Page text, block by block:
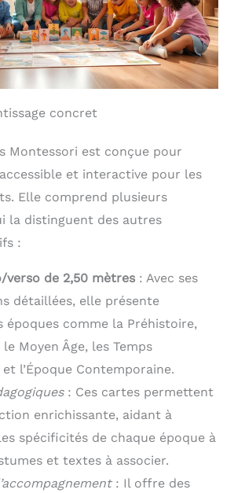
concret
Montessori est conçue pour
et interactive pour les
Elle comprend plusieurs
la distinguent des autres
:
verso de 2,50 mètres : Avec ses
détaillées, elle présente
époques comme la Préhistoire,
le Moyen Âge, les Temps
l’Époque Contemporaine.
: Ces cartes permettent
enrichissante, aidant à
spécificités de chaque époque à
et textes à associer.
: Il offre des